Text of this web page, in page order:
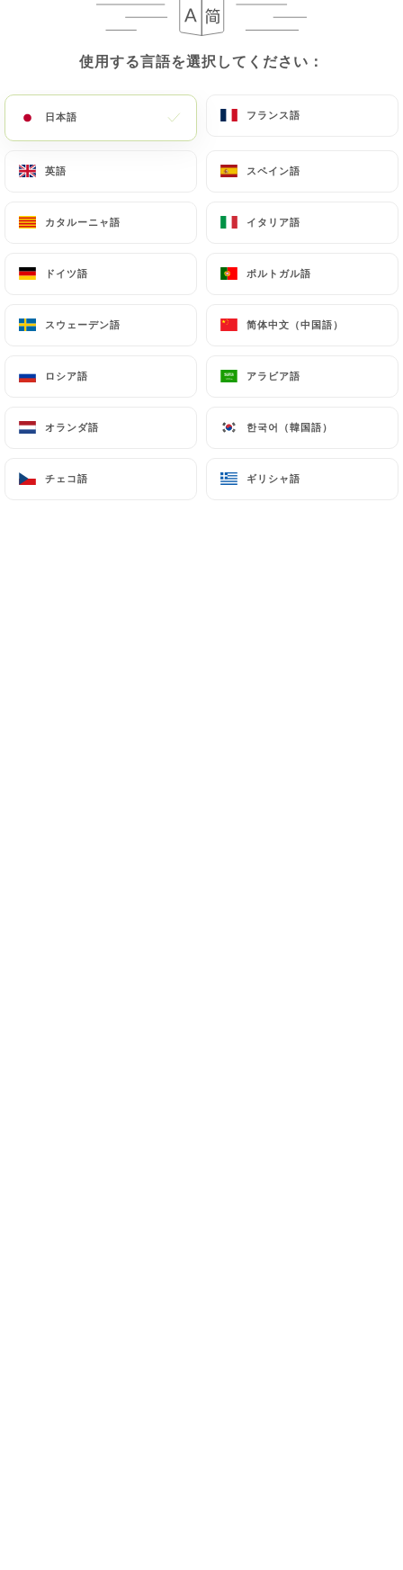
使用する言語を選択してください：
日本語 フランス語
英語 スペイン語
カタルーニャ語 イタリア語
ドイツ語 ポルトガル語
スウェーデン語 简体中文（中国語）
ロシア語 アラビア語
オランダ語 한국어（韓国語）
チェコ語 ギリシャ語
使用する言語を選択してください：
日本語 フランス語
英語 スペイン語
カタルーニャ語 イタリア語
ドイツ語 ポルトガル語
スウェーデン語 简体中文（中国語）
ロシア語 アラビア語
オランダ語 한국어（韓国語）
チェコ語 ギリシャ語